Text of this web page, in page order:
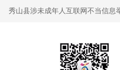
秀山县涉未成年人互联网不当信息